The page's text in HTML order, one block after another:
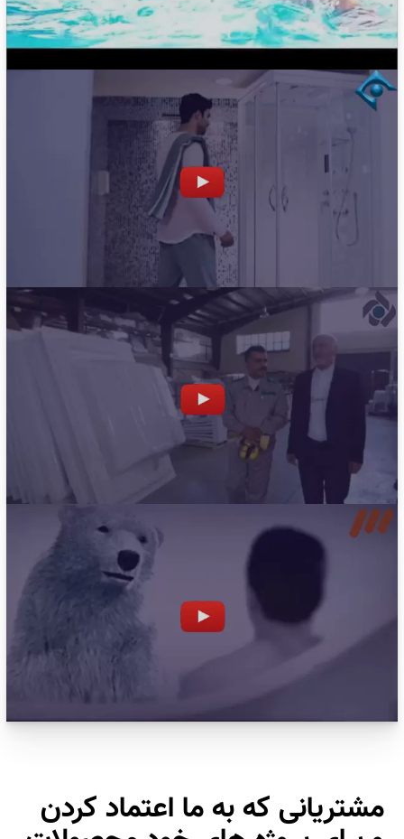
مشتریانی که به ما اعتماد کردن